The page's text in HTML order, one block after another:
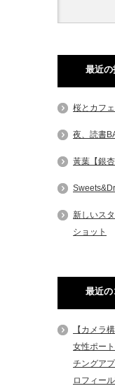
最近の
桜とカフ
夜、読書
黃葉【銀
新しいス
ショット
最近の
【カメラ
女性ポー
チングア
ロフィー